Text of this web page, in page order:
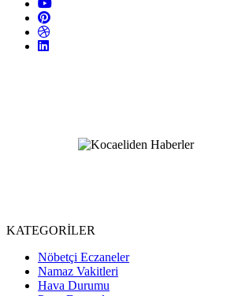
KATEGORİLER
Nöbetçi Eczaneler
Namaz Vakitleri
Hava Durumu